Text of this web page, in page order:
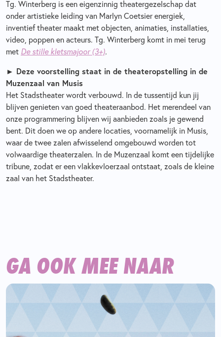
Tg. Winterberg is een eigenzinnig theatergezelschap dat
onder artistieke leiding van Marlyn Coetsier energiek,
inventief theater maakt met objecten, animaties, installaties,
video, poppen en acteurs. Tg. Winterberg komt in mei terug
met De stille kletsmajoor (3+).
► Deze voorstelling staat in de theateropstelling in de
Muzenzaal van Musis
Het Stadstheater wordt verbouwd. In de tussentijd kun jij
blijven genieten van goed theateraanbod. Het merendeel van
onze programmering blijven wij aanbieden zoals je gewend
bent. Dit doen we op andere locaties, voornamelijk in Musis,
waar de twee zalen afwisselend omgebouwd worden tot
volwaardige theaterzalen. In de Muzenzaal komt een tijdelijke
tribune, zodat er een vlakkevloerzaal ontstaat, zoals de kleine
zaal van het Stadstheater.
GA OOK MEE NAAR